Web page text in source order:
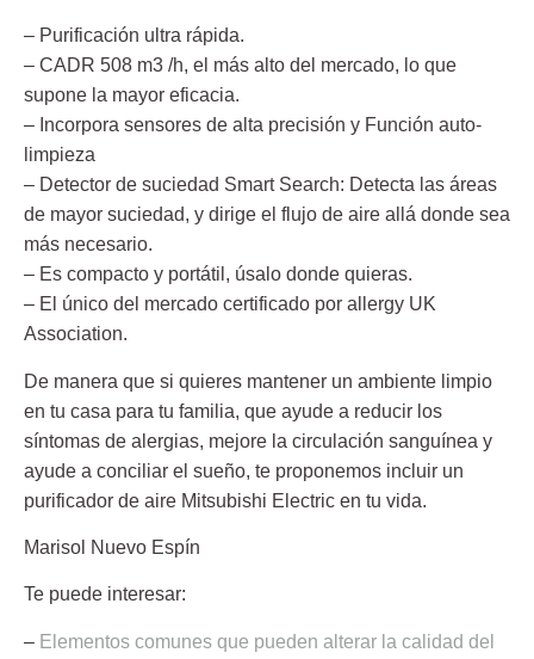
– Purificación ultra rápida.
– CADR 508 m3 /h, el más alto del mercado, lo que
supone la mayor eficacia.
– Incorpora sensores de alta precisión y Función auto-
limpieza
– Detector de suciedad Smart Search: Detecta las áreas
de mayor suciedad, y dirige el flujo de aire allá donde sea
más necesario.
– Es compacto y portátil, úsalo donde quieras.
– El único del mercado certificado por allergy UK
Association.
De manera que si quieres mantener un ambiente limpio
en tu casa para tu familia, que ayude a reducir los
síntomas de alergias, mejore la circulación sanguínea y
ayude a conciliar el sueño, te proponemos incluir un
purificador de aire Mitsubishi Electric en tu vida.
Marisol Nuevo Espín
Te puede interesar:
– Elementos comunes que pueden alterar la calidad del